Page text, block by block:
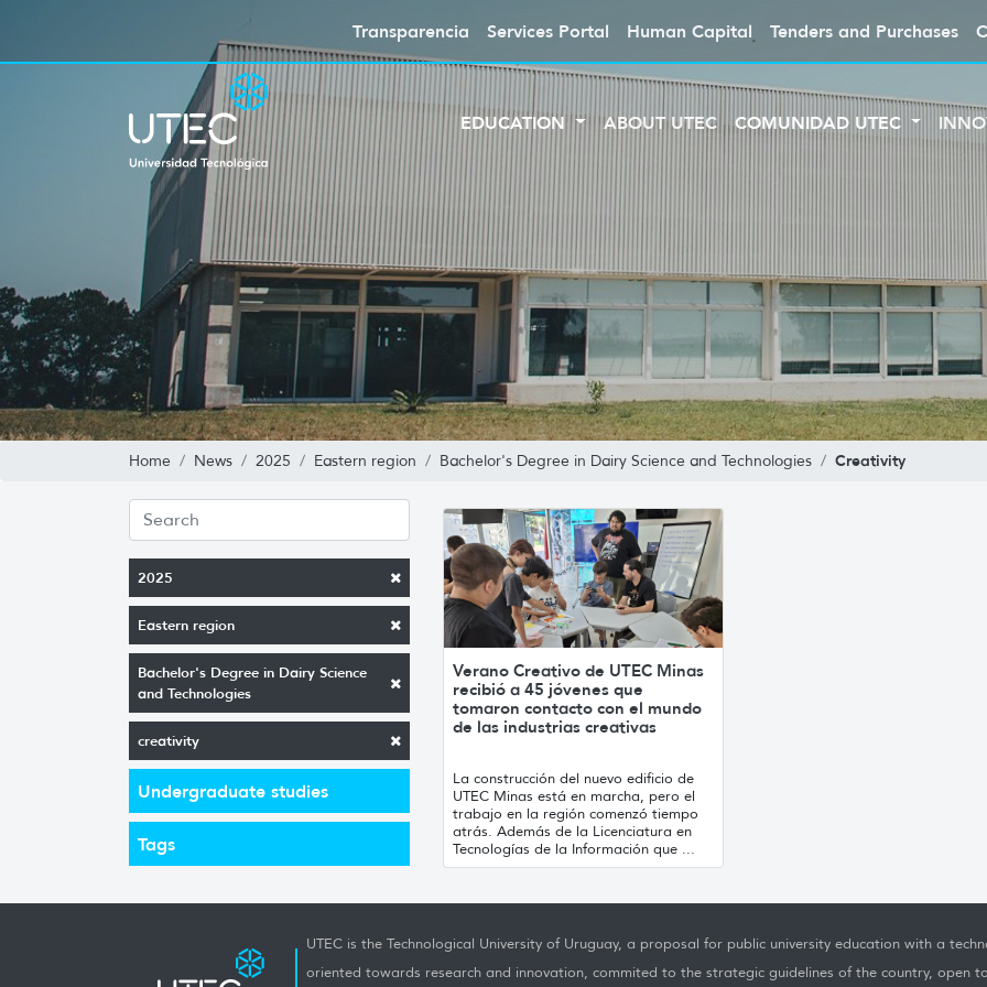
Transparencia Services Portal Human Capital Tenders and Purchases
EDUCATION ABOUT UTEC COMUNIDAD UTEC
Home News 2025 Eastern region Bachelor's Degree in Dairy Science and Technologies Creativity
2025
Eastern region
Bachelor's Degree in Dairy Science
and Technologies
creativity
Undergraduate studies
Tags
Verano Creativo de UTEC Minas
recibió a 45 jóvenes que
tomaron contacto con el mundo
de las industrias creativas
La construcción del nuevo edificio de
UTEC Minas está en marcha, pero el
trabajo en la región comenzó tiempo
atrás. Además de la Licenciatura en
Tecnologías de la Información que ...
UTEC is the Technological University of Uruguay, a proposal for public university education with a
oriented towards research and innovation, commited to the strategic guidelines of the country, open